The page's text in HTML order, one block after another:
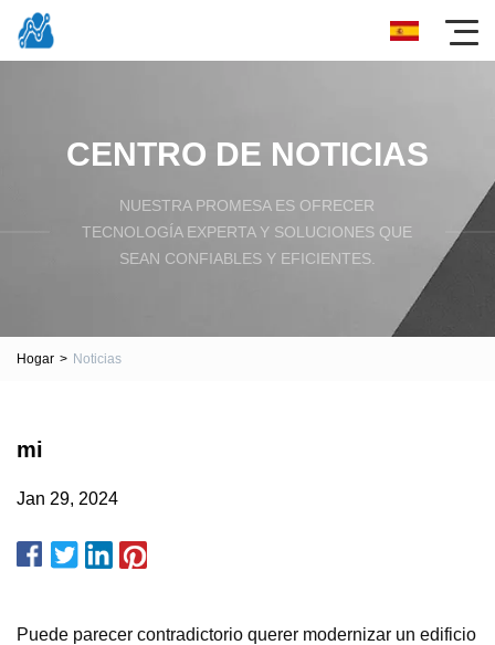
CENTRO DE NOTICIAS
NUESTRA PROMESA ES OFRECER
TECNOLOGÍA EXPERTA Y SOLUCIONES QUE
SEAN CONFIABLES Y EFICIENTES.
Hogar > Noticias
mi
Jan 29, 2024
Puede parecer contradictorio querer modernizar un edificio